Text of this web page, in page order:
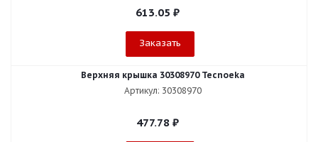
613.05 ₽
Заказать
Верхняя крышка 30308970 Tecnoeka
Артикул: 30308970
477.78₽